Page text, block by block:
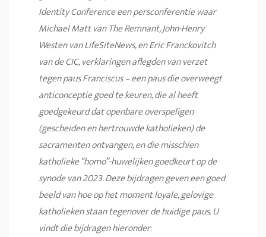
Identity Conference een persconferentie waar
Michael Matt van The Remnant, John-Henry
Westen van LifeSiteNews, en Eric Franckovitch
van de CIC, verklaringen aflegden van verzet
tegen paus Franciscus – een paus die overweegt
anticonceptie goed te keuren, die al heeft
goedgekeurd dat openbare overspeligen
(gescheiden en hertrouwde katholieken) de
sacramenten ontvangen, en die misschien
katholieke “homo”-huwelijken goedkeurt op de
synode van 2023. Deze bijdragen geven een goed
beeld van hoe op het moment loyale, gelovige
katholieken staan tegenover de huidige paus. U
vindt die bijdragen hieronder: